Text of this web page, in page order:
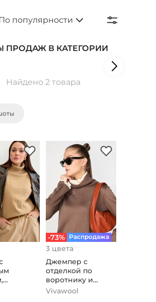
ПРОДАЖ В КАТЕГОРИИ
Найдено 2 товара
-73% Распродажа
3 цвета
Джемпер с
отделкой по
воротнику и
манжетам,
Vivawool